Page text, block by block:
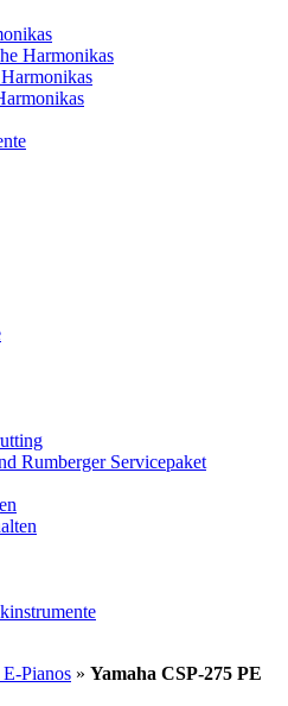
Harmonikas
Rumberger Servicepaket
Pianos » Yamaha CSP-275 PE